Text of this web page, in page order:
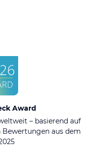
Award
– basierend auf
Bewertungen aus dem